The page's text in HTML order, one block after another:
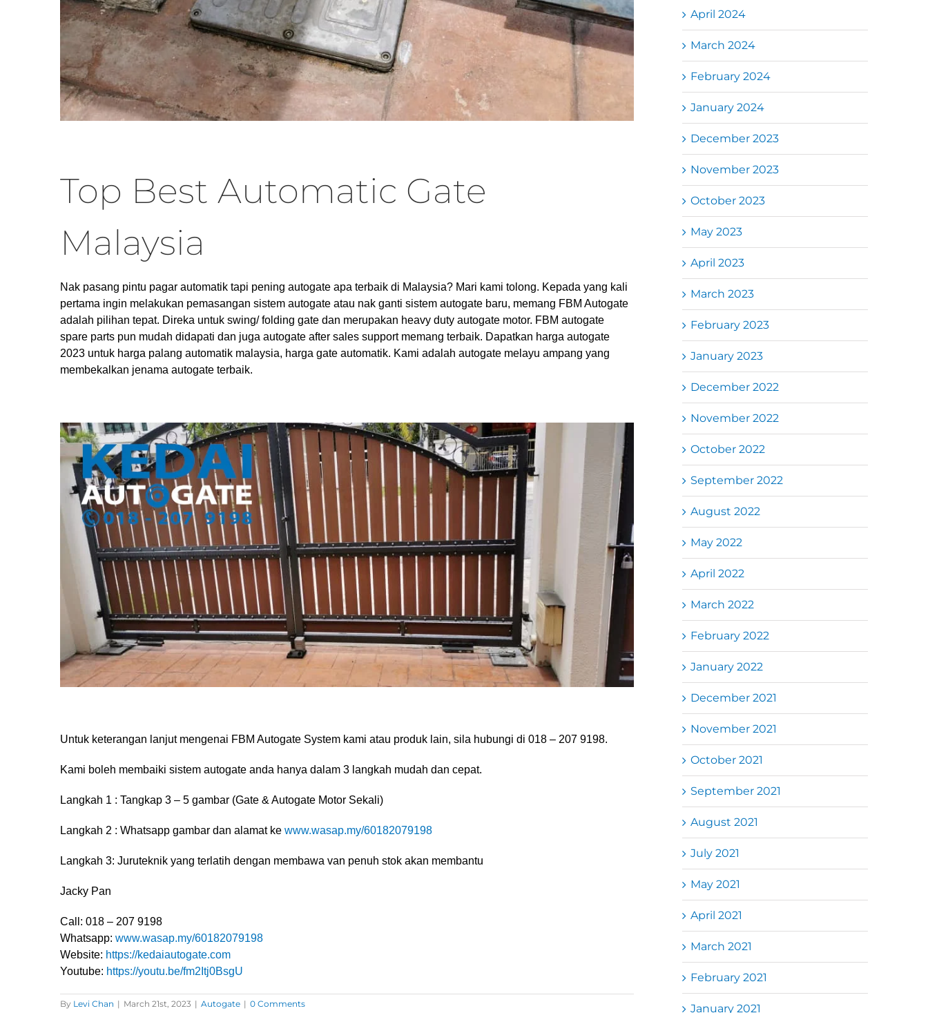
Top Best Automatic Gate
Malaysia
Nak pasang pintu pagar automatik tapi pening autogate apa terbaik di Malaysia? Mari kami tolong. Kepada yang kali
pertama ingin melakukan pemasangan sistem autogate atau nak ganti sistem autogate baru, memang FBM Autogate
adalah pilihan tepat. Direka untuk swing/ folding gate dan merupakan heavy duty autogate motor. FBM autogate
spare parts pun mudah didapati dan juga autogate after sales support memang terbaik. Dapatkan harga autogate
2023 untuk harga palang automatik malaysia, harga gate automatik. Kami adalah autogate melayu ampang yang
membekalkan jenama autogate terbaik.
Untuk keterangan lanjut mengenai FBM Autogate System kami atau produk lain, sila hubungi di 018 – 207 9198.
Kami boleh membaiki sistem autogate anda hanya dalam 3 langkah mudah dan cepat.
Langkah 1 : Tangkap 3 – 5 gambar (Gate & Autogate Motor Sekali)
Langkah 2 : Whatsapp gambar dan alamat ke www.wasap.my/60182079198
Langkah 3: Juruteknik yang terlatih dengan membawa van penuh stok akan membantu
Jacky Pan
Call: 018 – 207 9198
Whatsapp: www.wasap.my/60182079198
Website: https://kedaiautogate.com
Youtube: https://youtu.be/fm2Itj0BsgU
By Levi Chan | March 21st, 2023 | Autogate | 0 Comments
April 2024
March 2024
February 2024
January 2024
December 2023
November 2023
October 2023
May 2023
April 2023
March 2023
February 2023
January 2023
December 2022
November 2022
October 2022
September 2022
August 2022
May 2022
April 2022
March 2022
February 2022
January 2022
December 2021
November 2021
October 2021
September 2021
August 2021
July 2021
May 2021
April 2021
March 2021
February 2021
January 2021